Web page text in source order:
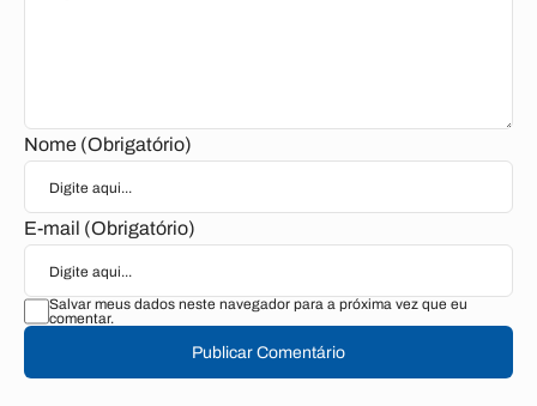
Nome (Obrigatório)
E-mail (Obrigatório)
Salvar meus dados neste navegador para a próxima vez que eu
comentar.
Publicar Comentário